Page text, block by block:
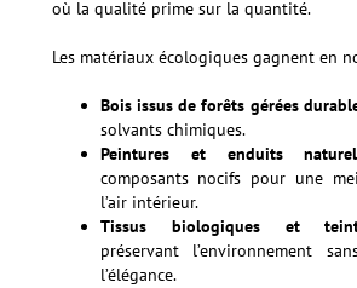
où la qualité prime sur la quantité.
Les matériaux écologiques gagnent en
Bois issus de forêts gérées
solvants chimiques.
Peintures et enduits
composants nocifs pour une
l’air intérieur.
Tissus biologiques et
préservant l’environnement
l’élégance.